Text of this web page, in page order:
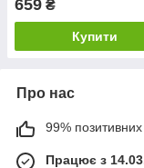
659 ₴
Купити
Про нас
99% позитивних
Працює з